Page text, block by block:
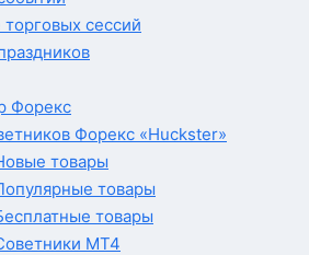
сессий
Форекс
Форекс «Huckster»
товары
товары
товары
MT4